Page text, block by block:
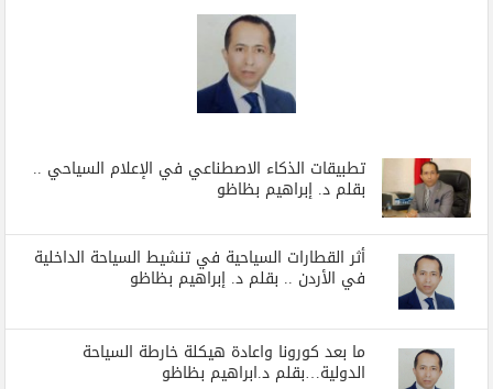
تطبيقات الذكاء الاصطناعي في الإعلام السياحي ..
بقلم د. إبراهيم بظاظو
أثر القطارات السياحية في تنشيط السياحة الداخلية
في الأردن .. بقلم د. إبراهيم بظاظو
ما بعد كورونا واعادة هيكلة خارطة السياحة
الدولية…بقلم د.ابراهيم بظاظو